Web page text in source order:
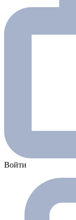
Войти